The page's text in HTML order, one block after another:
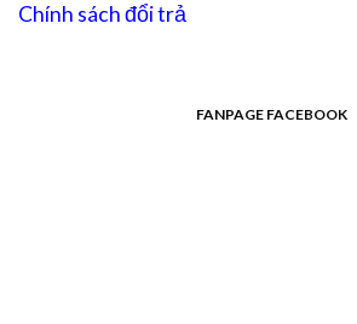
Chính sách đổi trả
FANPAGE FACEBOOK